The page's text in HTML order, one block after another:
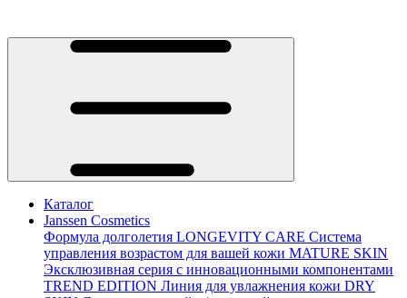
Каталог
Janssen Cosmetics
Формула долголетия LONGEVITY CARE Система
управления возрастом для вашей кожи MATURE SKIN
Эксклюзивная серия с инновационными компонентами
TREND EDITION Линия для увлажнения кожи DRY